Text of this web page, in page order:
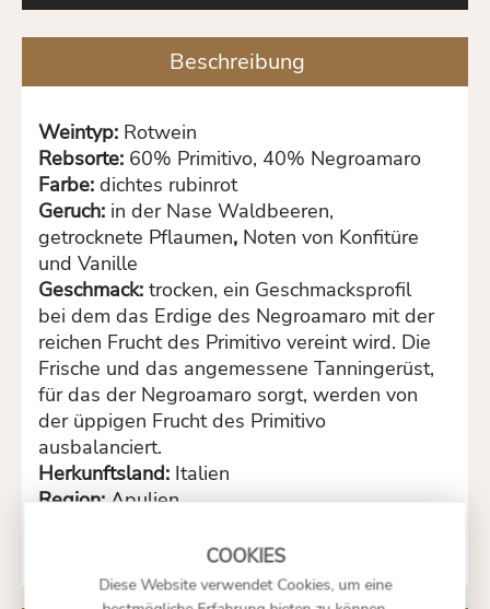
Beschreibung
Weintyp: Rotwein
Rebsorte: 60% Primitivo, 40% Negroamaro
Farbe: dichtes rubinrot
Geruch: in der Nase Waldbeeren,
getrocknete Pflaumen, Noten von Konfitüre
und Vanille
Geschmack: trocken, ein Geschmacksprofil
bei dem das Erdige des Negroamaro mit der
reichen Frucht des Primitivo vereint wird. Die
Frische und das angemessene Tanningerüst,
für das der Negroamaro sorgt, werden von
der üppigen Frucht des Primitivo
ausbalanciert.
Herkunftsland: Italien
Region:Apulien
Diese Website verwendet Cookies, um eine